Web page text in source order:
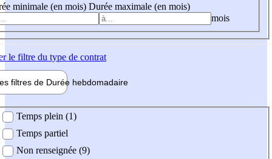
minimale (en mois) Durée maximale (en mois)
mois
le filtre du type de contrat
filtres de Durée hebdomadaire
Temps plein (1)
Temps partiel
Non renseignée (9)